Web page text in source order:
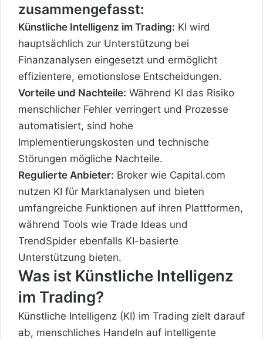
zusammengefasst:
Künstliche Intelligenz im Trading: KI wird
hauptsächlich zur Unterstützung bei
Finanzanalysen eingesetzt und ermöglicht
effizientere, emotionslose Entscheidungen.
Vorteile und Nachteile: Während KI das Risiko
menschlicher Fehler verringert und Prozesse
automatisiert, sind hohe
Implementierungskosten und technische
Störungen mögliche Nachteile.
Regulierte Anbieter: Broker wie Capital.com
nutzen KI für Marktanalysen und bieten
umfangreiche Funktionen auf ihren Plattformen,
während Tools wie Trade Ideas und
TrendSpider ebenfalls KI-basierte
Unterstützung bieten.
Was ist Künstliche Intelligenz
im Trading?
Künstliche Intelligenz (KI) im Trading zielt darauf
ab, menschliches Handeln auf intelligente